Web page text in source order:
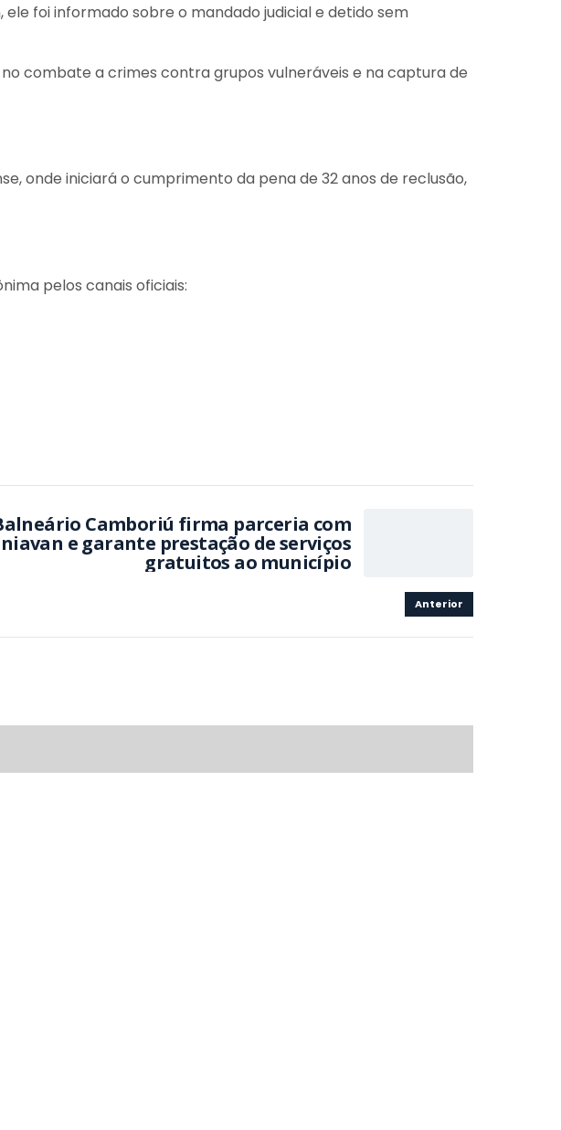
foi informado sobre o mandado judicial e detido sem
combate a crimes contra grupos vulneráveis e na captura de
onde iniciará o cumprimento da pena de 32 anos de reclusão,
pelos canais oficiais:
Camboriú firma parceria com
e garante prestação de serviços
gratuitos ao município
Anterior